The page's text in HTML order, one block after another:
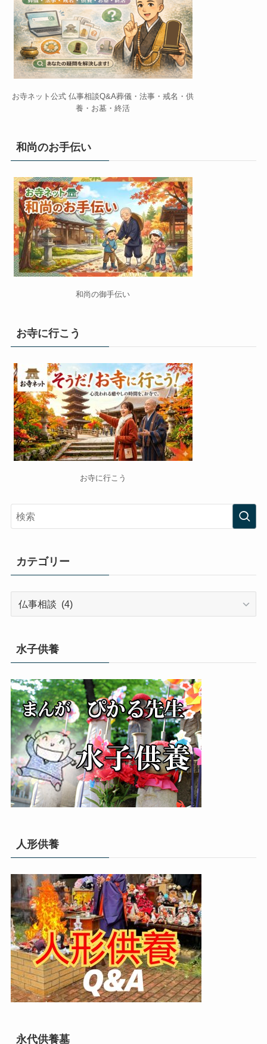
お寺ネット公式 仏事相談Q&A葬儀・法事・戒名・供
養・お墓・終活
和尚のお手伝い
和尚の御手伝い
お寺に行こう
お寺に行こう
カテゴリー
水子供養
人形供養
永代供養墓